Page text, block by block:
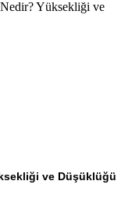
ve Düşüklüğü